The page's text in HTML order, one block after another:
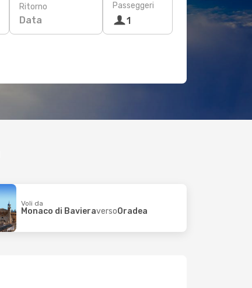
Ritorno
Data
Passeggeri
1
Voli da
Monaco di BavieraversoOradea